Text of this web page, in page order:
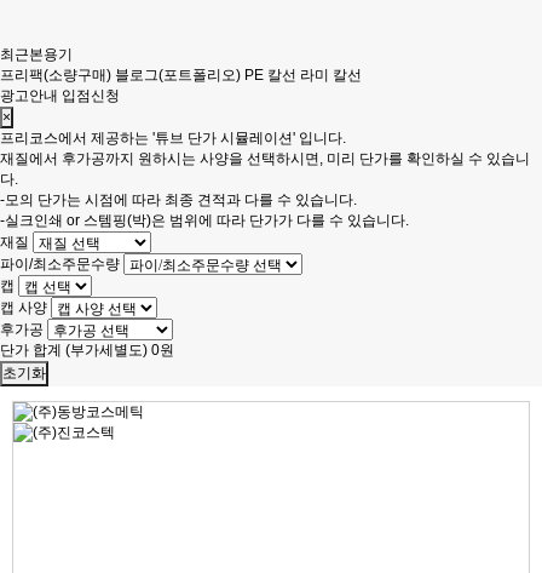
최근본용기
프리팩(소량구매) 블로그(포트폴리오) PE 칼선 라미 칼선
광고안내 입점신청
×
프리코스에서 제공하는 '튜브 단가 시뮬레이션' 입니다.
재질에서 후가공까지 원하시는 사양을 선택하시면, 미리 단가를 확인하실 수 있습니
다.
-모의 단가는 시점에 따라 최종 견적과 다를 수 있습니다.
-실크인쇄 or 스템핑(박)은 범위에 따라 단가가 다를 수 있습니다.
재질
파이/최소주문수량
캡
캡 사양
후가공
단가 합계 (부가세별도) 0원
초기화